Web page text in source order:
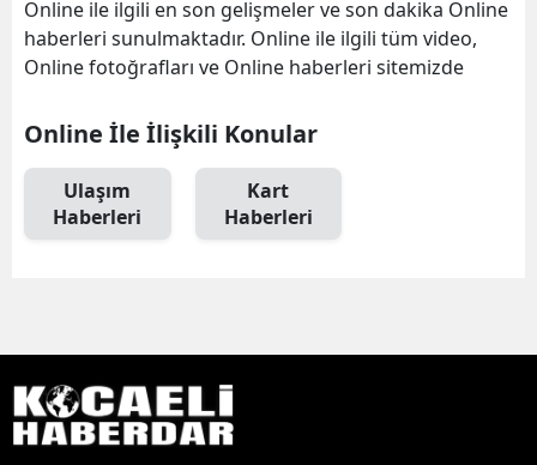
Online ile ilgili en son gelişmeler ve son dakika Online
haberleri sunulmaktadır. Online ile ilgili tüm video,
Online fotoğrafları ve Online haberleri sitemizde
Online İle İlişkili Konular
Ulaşım
Haberleri
Kart
Haberleri